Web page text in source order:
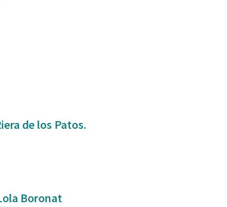
de los Patos.
Boronat